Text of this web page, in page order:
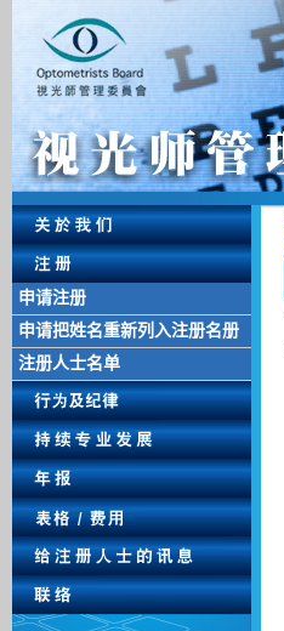
申请注册
申请把姓名重新列入注册名册
注册人士名单